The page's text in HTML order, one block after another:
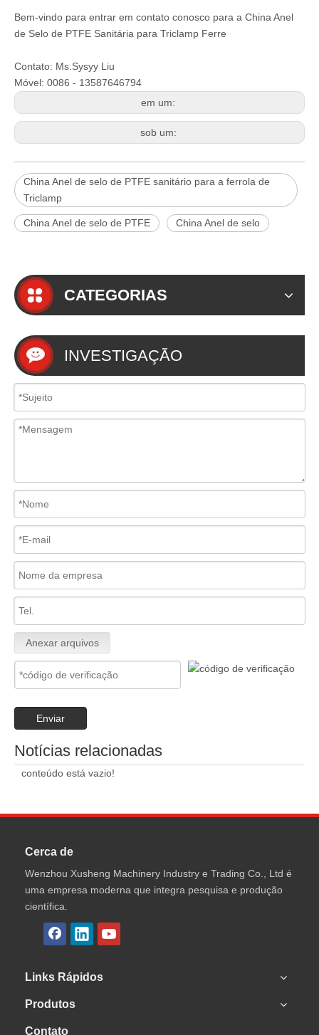
Bem-vindo para entrar em contato conosco para a China Anel
de Selo de PTFE Sanitária para Triclamp Ferre
Contato: Ms.Sysyy Liu
Móvel: 0086 - 13587646794
em um:
sob um:
China Anel de selo de PTFE sanitário para a ferrola de
Triclamp
China Anel de selo de PTFE China Anel de selo
CATEGORIAS
INVESTIGAÇÃO
Anexar arquivos
Enviar
Notícias relacionadas
conteúdo está vazio!
Cerca de
Wenzhou Xusheng Machinery Industry e Trading Co., Ltd é
uma empresa moderna que integra pesquisa e produção
científica.
Links Rápidos
Produtos
Contato